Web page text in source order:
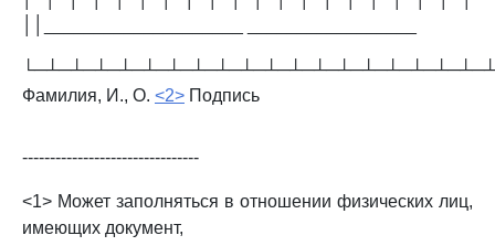
Фамилия, И., О. <2> Подпись
--------------------------------
<1> Может заполняться в отношении физических лиц,
имеющих документ,